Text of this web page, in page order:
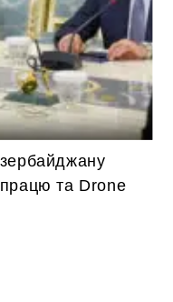
та Drone